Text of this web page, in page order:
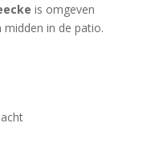
is omgeven
in de patio.